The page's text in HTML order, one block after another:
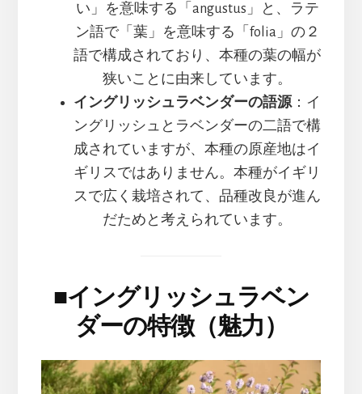
い」を意味する「angustus」と、ラテ
ン語で「葉」を意味する「folia」の２
語で構成されており、本種の葉の幅が
狭いことに由来しています。
イングリッシュラベンダーの語源：イ
ングリッシュとラベンダーの二語で構
成されていますが、本種の原産地はイ
ギリスではありません。本種がイギリ
スで広く栽培されて、品種改良が進ん
だためと考えられています。
■イングリッシュラベン
ダーの特徴（魅力）